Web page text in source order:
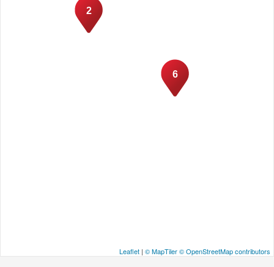
6
2
Leaflet | © MapTiler© OpenStreetMap contributors